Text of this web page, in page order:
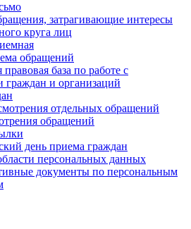
затрагивающие интересы
круга лиц
обращений
база по работе с
граждан и организаций
отдельных обращений
обращений
день приема граждан
персональных данных
документы по персональным